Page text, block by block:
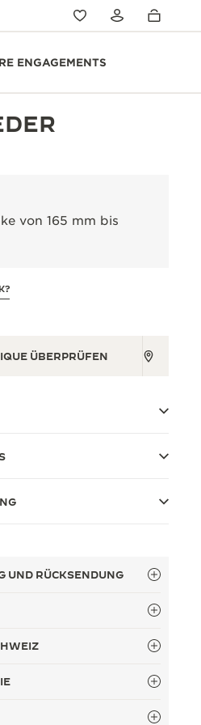
ENGAGEMENTS
von 165 mm bis
ÜBERPRÜFEN
UND RÜCKSENDUNG